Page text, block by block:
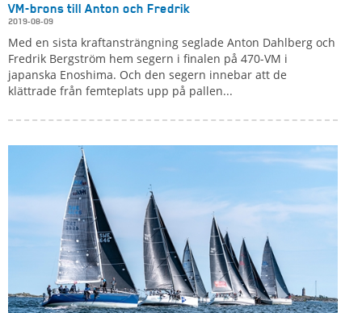
VM-brons till Anton och Fredrik
2019-08-09
Med en sista kraftansträngning seglade Anton Dahlberg och
Fredrik Bergström hem segern i finalen på 470-VM i
japanska Enoshima. Och den segern innebar att de
klättrade från femteplats upp på pallen...